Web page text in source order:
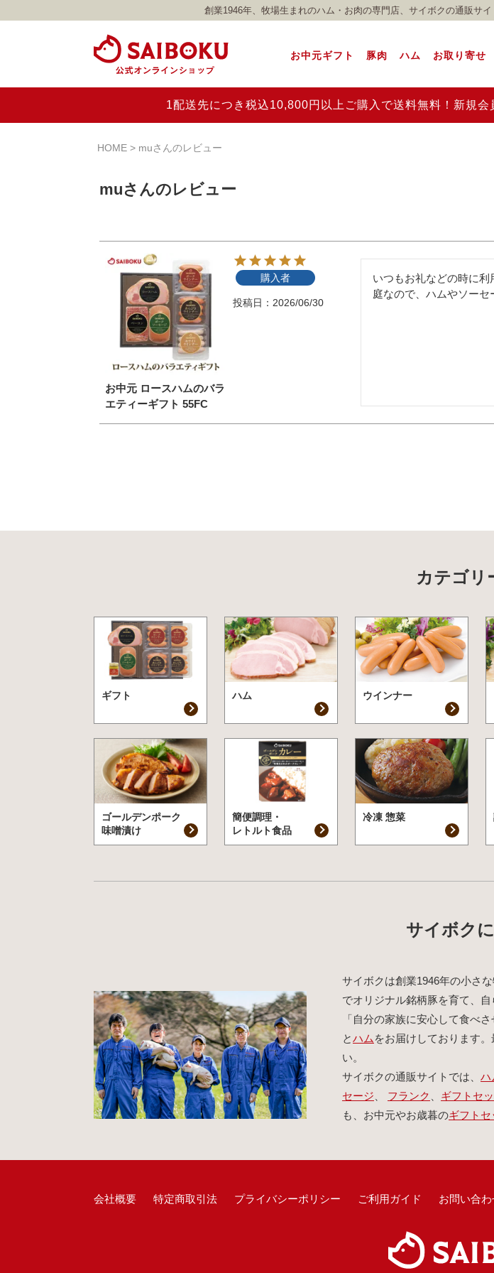
創業1946年、牧場生まれのハム・お肉の専門店、サイボクの通販サ
お中元ギフト 豚肉 ハム お取り寄せ
1配送先につき税込10,800円以上ご購入で送料無料！新規
HOME muさんのレビュー
muさんのレビュー
お中元 ロースハムのバラ
エティーギフト 55FC
購入者
投稿日 2026/06/30
いつもお礼などの時に
庭なので、ハムやソーセ
カテゴリ
ギフト ハム ウインナー
ゴールデンポーク
味噌漬け
簡便調理・
レトルト食品
冷凍 惣菜
サイボク
サイボクは創業1946年の小さ
でオリジナル銘柄豚を育て、
「自分の家族に安心して食べ
とハム をお届けしております
い。
サイボクの通販サイトでは、 ハ
セージ
フランク ギフトセ
も、お中元やお歳暮のギフトセ
会社概要 特定商取引法 プライバシーポリシー ご利用ガイド お問い合わ